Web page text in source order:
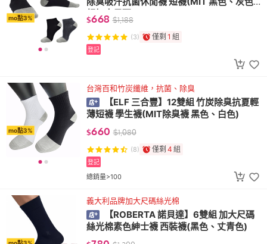
mo點3%
超加大尺碼)
$668 $1,188
(3) 僅剩 1 組
登記
mo點3%
台灣百和竹炭纖維，抗菌、除臭
【ELF 三合豐】12雙組 竹炭除臭抗夏輕
薄短襪 學生襪(MIT除臭襪 黑色、白色)
$660 $1,080
(8) 僅剩 4 組
總銷量>100
登記
義大利品牌加大尺碼絲光棉
【ROBERTA 諾貝達】6雙組 加大尺碼
絲光棉素色紳士襪 西裝襪(黑色、丈青色)